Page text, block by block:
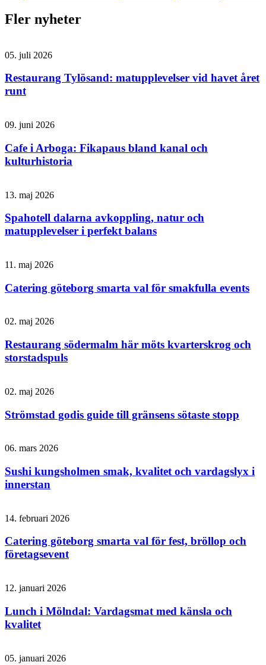
Fler nyheter
05. juli 2026
Restaurang Tylösand: matupplevelser vid havet året
runt
09. juni 2026
Cafe i Arboga: Fikapaus bland kanal och
kulturhistoria
13. maj 2026
Spahotell dalarna avkoppling, natur och
matupplevelser i perfekt balans
11. maj 2026
Catering göteborg smarta val för smakfulla events
02. maj 2026
Restaurang södermalm här möts kvarterskrog och
storstadspuls
02. maj 2026
Strömstad godis guide till gränsens sötaste stopp
06. mars 2026
Sushi kungsholmen smak, kvalitet och vardagslyx i
innerstan
14. februari 2026
Catering göteborg smarta val för fest, bröllop och
företagsevent
12. januari 2026
Lunch i Mölndal: Vardagsmat med känsla och
kvalitet
05. januari 2026